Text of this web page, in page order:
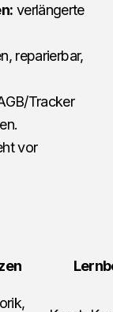
verlängerte
reparierbar,
Tracker
vor